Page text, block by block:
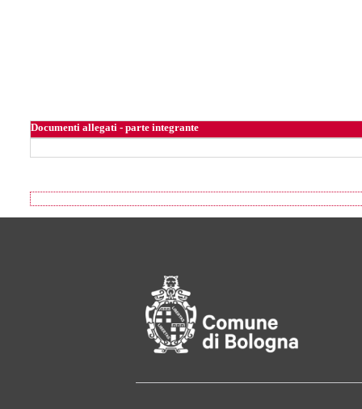
Documenti allegati - parte integrante